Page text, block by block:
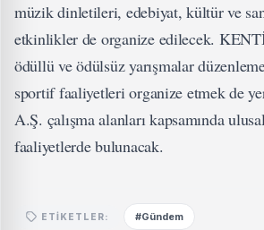
müzik dinletileri, edebiyat, kültür ve
etkinlikler de organize edilecek.
ödüllü ve ödülsüz yarışmalar
sportif faaliyetleri organize etmek de
A.Ş. çalışma alanları kapsamında
faaliyetlerde bulunacak.
ETIKETLER: #Gündem